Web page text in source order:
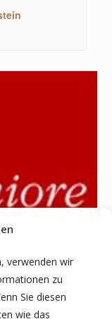
verwenden wir
zu
Sie diesen
wie das